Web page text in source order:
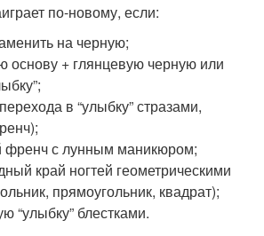
по-новому, если:
на черную;
основу + глянцевую черную или
в “улыбку” стразами,
френч с лунным маникюром;
край ногтей геометрическими
прямоугольник, квадрат);
“улыбку” блестками.